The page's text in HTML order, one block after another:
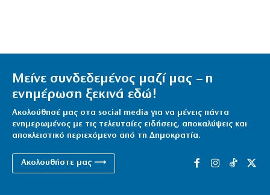
Μείνε συνδεδεμένος μαζί μας – η
ενημέρωση ξεκινά εδώ!
Ακολούθησέ μας στα social media για να μένεις πάντα
ενημερωμένος με τις τελευταίες ειδήσεις, αποκαλύψεις και
αποκλειστικό περιεχόμενο από τη Δημοκρατία.
Ακολουθήστε μας ⟶